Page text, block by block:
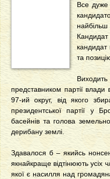
Все дуже
Кандидат
кандидат
та
представником партії влади
97-ий округ, від якого
президентської партії у
басейнів та голова
дерибану землі.
Здавалося б – якийсь
якнайкраще відтінюють усіх
якої є насилля над